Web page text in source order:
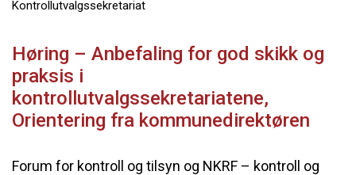
Kontrollutvalgssekretariat
Høring – Anbefaling for god skikk og
praksis i
kontrollutvalgssekretariatene,
Orientering fra kommunedirektøren
Forum for kontroll og tilsyn og NKRF – kontroll og